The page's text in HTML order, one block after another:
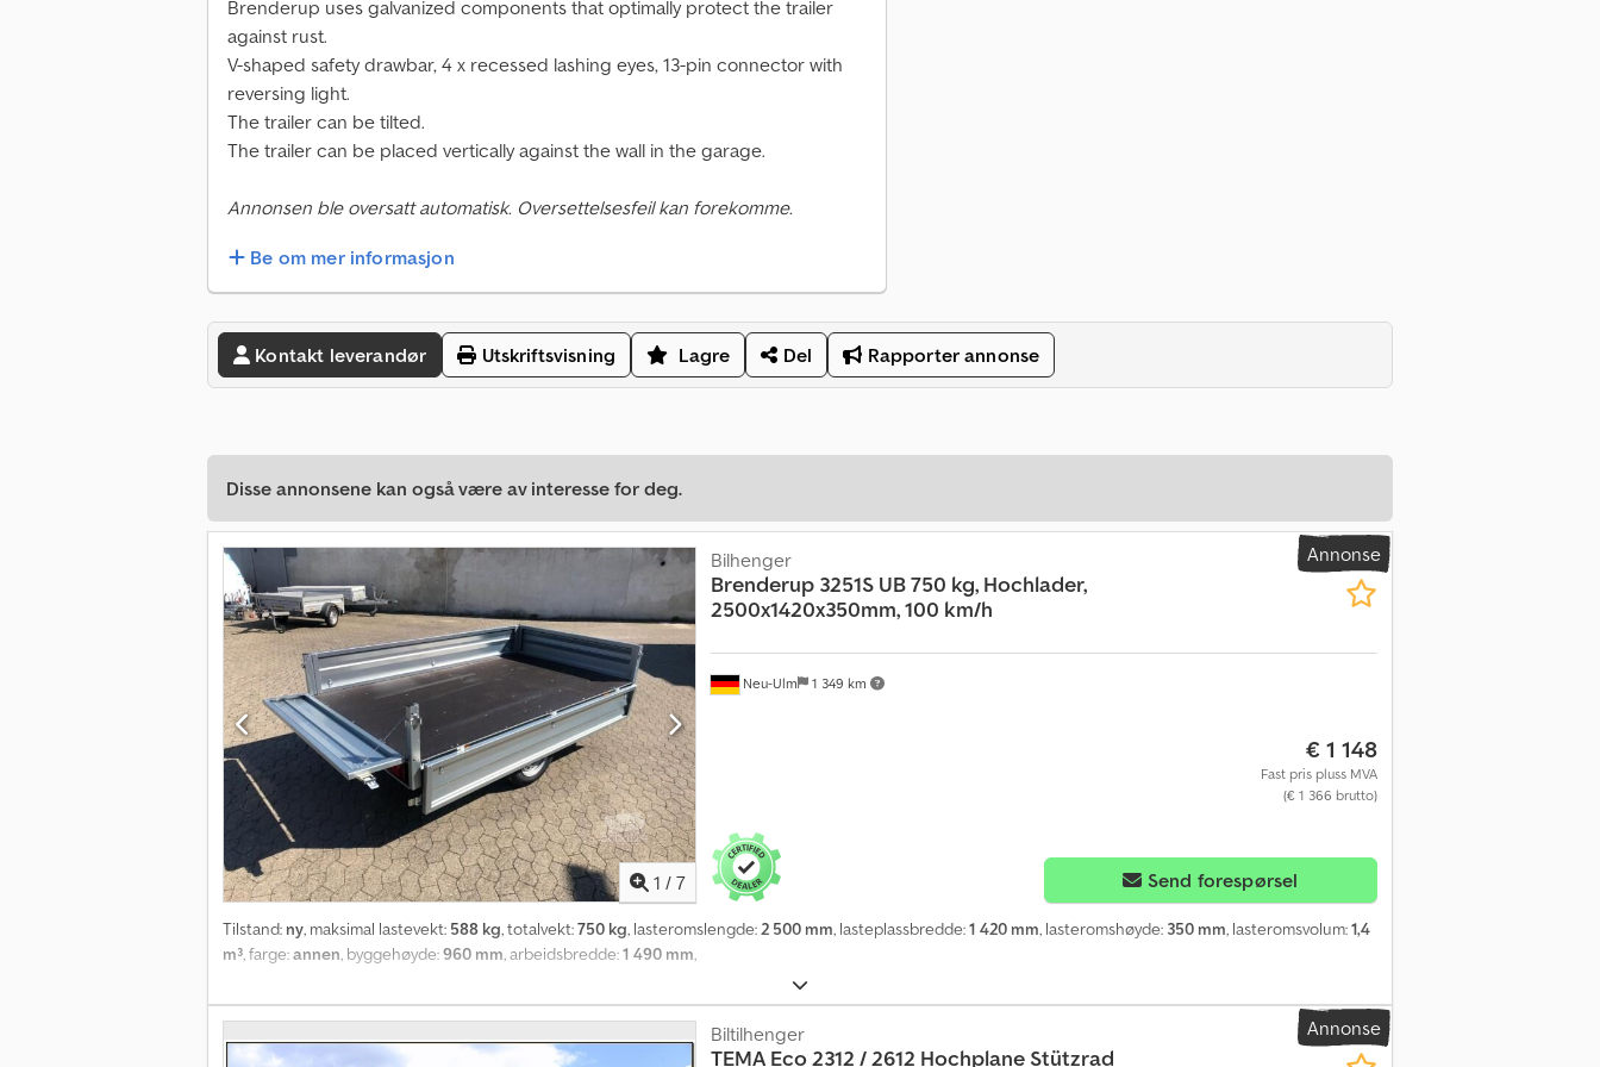
Brenderup uses galvanized components that optimally protect the trailer
against rust.
V-shaped safety drawbar, 4 x recessed lashing eyes, 13-pin connector with
reversing light.
The trailer can be tilted.
The trailer can be placed vertically against the wall in the garage.
Annonsen ble oversatt automatisk. Oversettelsesfeil kan forekomme.
Be om mer informasjon
Kontakt leverandør Utskriftsvisning Lagre Del Rapporter annonse
Disse annonsene kan også være av interesse for deg.
Annonse
1 / 7
Neu-Ulm 1 349 km
Bilhenger
Brenderup 3251S UB 750 kg, Hochlader,
2500x1420x350mm, 100 km/h
€ 1 148
Fast pris pluss MVA
(€ 1 366 brutto)
Send forespørsel
Tilstand: ny, maksimal lastevekt: 588 kg, totalvekt:750 kg, lasteromslengde:2 500 mm, lasteplassbredde:1 420 mm, lasteromshøyde: 350 mm, lasteromsvolum:1,4
m³, farge:annen, byggehøyde:960 mm, arbeidsbredde:1 490 mm,
Annonse
Biltilhenger
TEMA Eco 2312 / 2612 Hochplane Stützrad